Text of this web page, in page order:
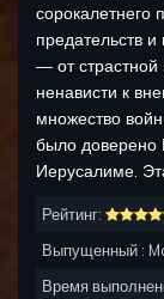
сорокалетнего
предательств
— от
ненависти к
множество
было доверено
Иерусалиме.
Рейтинг:
Выпущенный :
Время